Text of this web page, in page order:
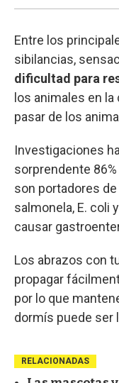
Entre los
sibilancias,
dificultad para
los animales en
pasar de los
Investigaciones
sorprendente
son portadores
salmonela, E. coli
causar
Los abrazos con
propagar
por lo que
dormís puede ser
RELACIONADAS